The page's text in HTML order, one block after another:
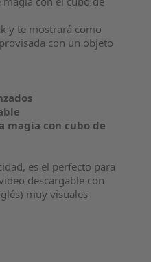
y te mostrará como
con un objeto
magia con cubo de
es el perfecto para
descargable con
muy visuales